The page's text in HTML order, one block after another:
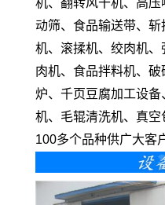
机、翻转风干机、高
动筛、食品输送带、
机、滚揉机、绞肉机
肉机、食品拌料机、
炉、千页豆腐加工设
机、毛辊清洗机、真
100多个品种供广大客